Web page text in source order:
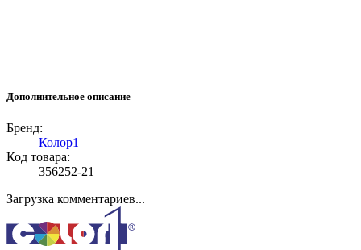
Дополнительное описание
Бренд:
Колор1
Код товара:
356252-21
Загрузка комментариев...